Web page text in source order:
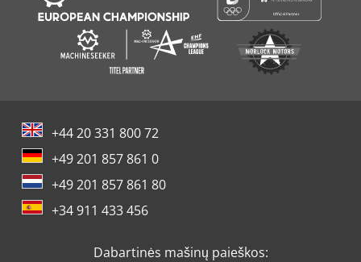
+44 20 331 800 72
+49 201 857 861 0
+49 201 857 861 80
+34 911 433 456
Dabartinės mašinų paieškos: